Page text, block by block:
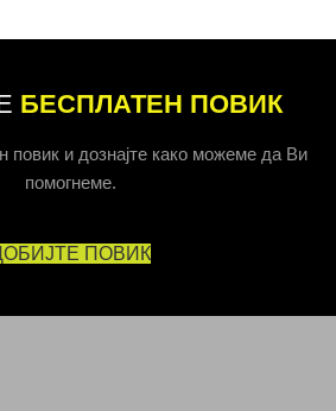
БЕСПЛАТЕН ПОВИК
повик и дознајте како можеме да Ви
помогнеме.
ПОВИК